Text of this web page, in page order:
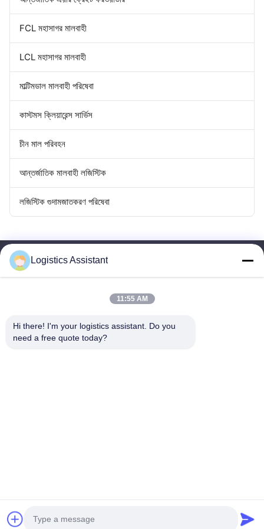
FCL মহাসাগর মালবাহী
LCL মহাসাগর মালবাহী
মাল্টিমডাল মালবাহী পরিষেবা
কাস্টমস ক্লিয়ারেন্স সার্ভিস
চীন মাল পরিবহন
আন্তর্জাতিক মালবাহী লজিস্টিক
লজিস্টিক গুদামজাতকরণ পরিষেবা
© 2025 SHANGHAI TOP WAY INTERNATIONAL TRANSPORT CO.,LTD. All
Logistics Assistant
11:55 AM
Hi there! I'm your logistics assistant. Do you
need a free quote today?